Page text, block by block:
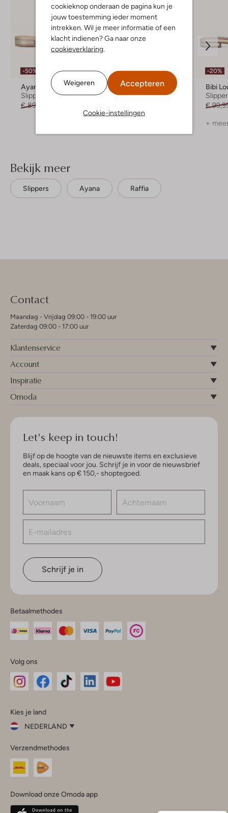
cookieknop onderaan de pagina kun je
jouw toestemming ieder moment
intrekken. Wil je meer informatie of een
klacht indienen? Ga naar onze
cookieverklaring
Weigeren Accepteren
Cookie-instellingen
-50%
Ayana
Slippers
€ 89,99
-20%
Ayana
Muiltjes
-20%
Bibi
€
+
Bekijk meer
Slippers Ayana Raffia
Contact
Maandag - Vrijdag 09:00 - 19:00 uur
Zaterdag 09:00 - 17:00 uur
Klantenservice
Account
Inspiratie
Omoda
Let's keep in touch!
Blijf op de hoogte van de nieuwste items en exclusieve
deals, speciaal voor jou. Schrijf je in voor de nieuwsbrief
en maak kans op € 150,- shoptegoed.
Schrijf je in
Betaalmethodes
Volg ons
InstagramFacebook
Kies je land
NEDERLAND
je
land
Nederland
Belgique(Français)
Verzendmethodes
Download onze Omoda app